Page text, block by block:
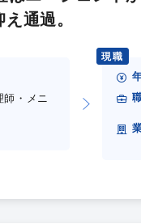
通過。
師・メニ
現職